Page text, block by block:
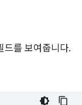
드를 보여줍니다.